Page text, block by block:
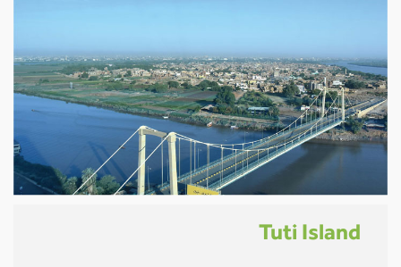
Tuti Island